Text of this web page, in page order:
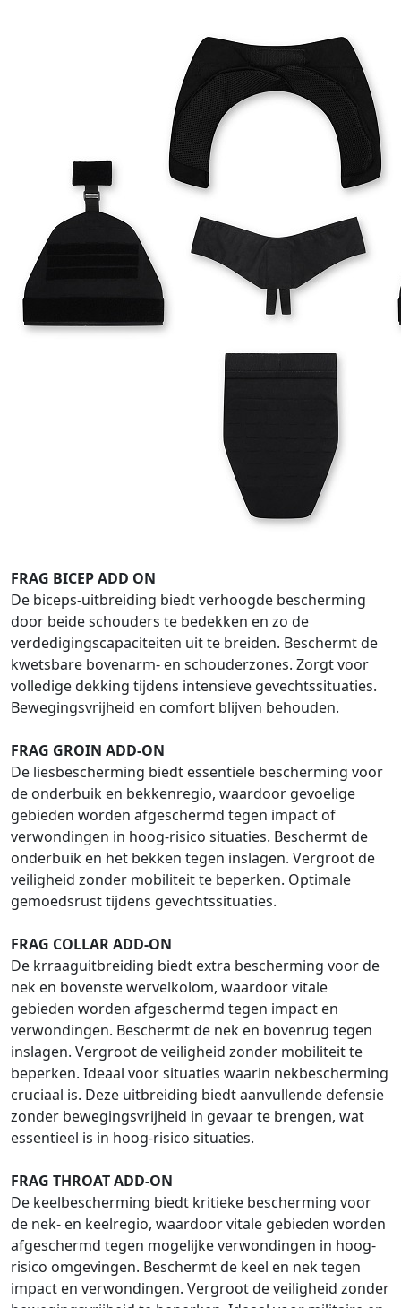
FRAG BICEP ADD ON
De biceps-uitbreiding biedt verhoogde bescherming
door beide schouders te bedekken en zo de
verdedigingscapaciteiten uit te breiden. Beschermt de
kwetsbare bovenarm- en schouderzones. Zorgt voor
volledige dekking tijdens intensieve gevechtssituaties.
Bewegingsvrijheid en comfort blijven behouden.
FRAG GROIN ADD-ON
De liesbescherming biedt essentiële bescherming voor
de onderbuik en bekkenregio, waardoor gevoelige
gebieden worden afgeschermd tegen impact of
verwondingen in hoog-risico situaties. Beschermt de
onderbuik en het bekken tegen inslagen. Vergroot de
veiligheid zonder mobiliteit te beperken. Optimale
gemoedsrust tijdens gevechtssituaties.
FRAG COLLAR ADD-ON
De krraaguitbreiding biedt extra bescherming voor de
nek en bovenste wervelkolom, waardoor vitale
gebieden worden afgeschermd tegen impact en
verwondingen. Beschermt de nek en bovenrug tegen
inslagen. Vergroot de veiligheid zonder mobiliteit te
beperken. Ideaal voor situaties waarin nekbescherming
cruciaal is. Deze uitbreiding biedt aanvullende defensie
zonder bewegingsvrijheid in gevaar te brengen, wat
essentieel is in hoog-risico situaties.
FRAG THROAT ADD-ON
De keelbescherming biedt kritieke bescherming voor
de nek- en keelregio, waardoor vitale gebieden worden
afgeschermd tegen mogelijke verwondingen in hoog-
risico omgevingen. Beschermt de keel en nek tegen
impact en verwondingen. Vergroot de veiligheid zonder